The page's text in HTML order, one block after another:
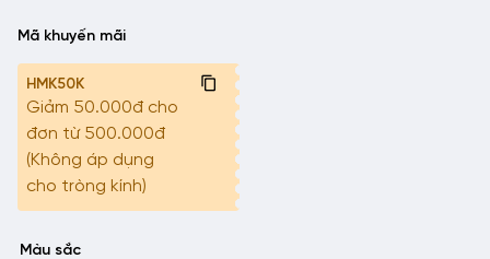
Mã khuyến mãi
HMK50K
Giảm 50.000đ cho
đơn từ 500.000đ
(Không áp dụng
cho tròng kính)
Màu sắc